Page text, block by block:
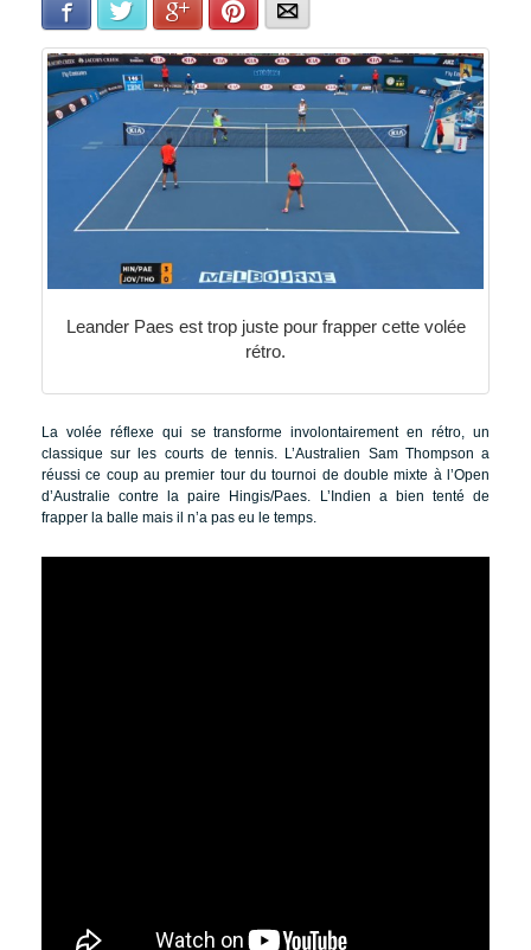
Facebook Twitter Google+Pinterest
Leander Paes est trop juste pour frapper cette volée
rétro.
La volée réflexe qui se transforme involontairement en rétro, un
classique sur les courts de tennis. L’Australien Sam Thompson a
réussi ce coup au premier tour du tournoi de double mixte à l’Open
d’Australie contre la paire Hingis/Paes. L’Indien a bien tenté de
frapper la balle mais il n’a pas eu le temps.